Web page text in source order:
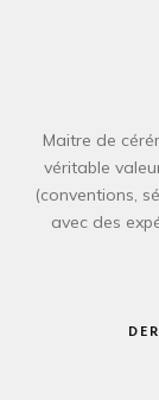
Maitre de
véritable
(conventions,
avec des